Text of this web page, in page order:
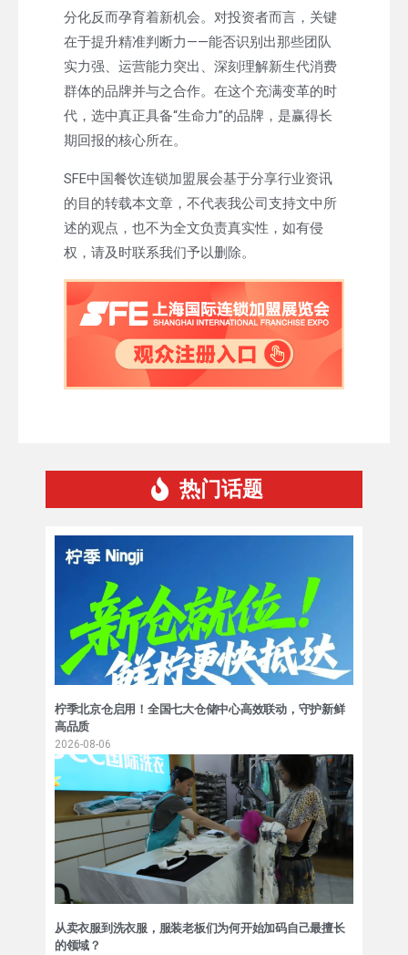
分化反而孕育着新机会。对投资者而言，关键
在于提升精准判断力——能否识别出那些团队
实力强、运营能力突出、深刻理解新生代消费
群体的品牌并与之合作。在这个充满变革的时
代，选中真正具备“生命力”的品牌，是赢得长
期回报的核心所在。
SFE中国餐饮连锁加盟展会基于分享行业资讯
的目的转载本文章，不代表我公司支持文中所
述的观点，也不为全文负责真实性，如有侵
权，请及时联系我们予以删除。
热门话题
柠季北京仓启用！全国七大仓储中心高效联动，守护新鲜
高品质
2026-08-06
从卖衣服到洗衣服，服装老板们为何开始加码自己最擅长
的领域？